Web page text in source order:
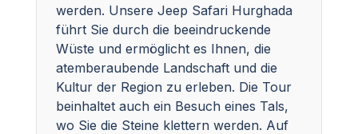
werden. Unsere Jeep Safari Hurghada
führt Sie durch die beeindruckende
Wüste und ermöglicht es Ihnen, die
atemberaubende Landschaft und die
Kultur der Region zu erleben. Die Tour
beinhaltet auch ein Besuch eines Tals,
wo Sie die Steine klettern werden. Auf